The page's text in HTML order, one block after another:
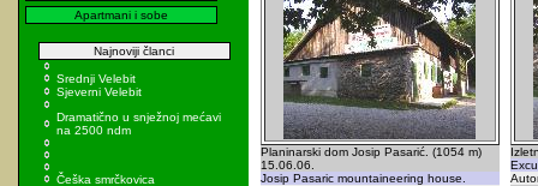
Apartmani i sobe
Najnoviji članci
Srednji Velebit
Sjeverni Velebit
Dramatično u snježnoj mećavi
na 2500 ndm
Češka smrčkovica
Planinarski dom Josip Pasarić. (1054 m)
15.06.06.
Josip Pasaric mountaineering house.